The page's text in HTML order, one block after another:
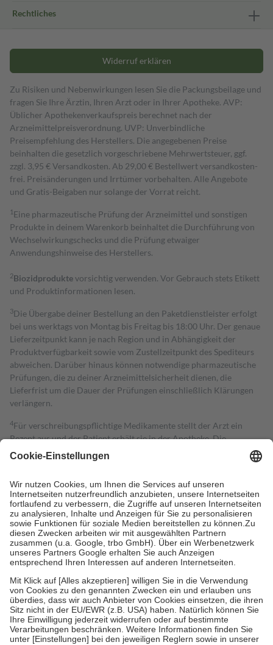
Rechtliches
Widerruf erklären
Zu Risiken und Nebenwirkungen lesen Sie die Packungsbeilage und
fragen Sie Ihre Ärztin, Ihren Arzt oder in Ihrer Apotheke. AVP:
Üblicher Apothekenverkaufspreis berechnet nach der
Arzneimittelpreisverordnung. UVP: Unverbindliche
Preisempfehlung des Herstellers. Die angegebenen Preise
beinhalten die gesetzlich vorgeschriebene Mehrwertsteuer, ggf.
zzgl. 3,95 € Versandkosten. Ab 29,00 € Bestell­wert versand­kosten­
frei. Preisänderungen und Irrtümer vorbehalten. Alle Angebote
und Gratis-Beigaben nur solange der Vorrat reicht.
1 Eine pharmazeutische Prüfung der Arzneimittel und sonstigen
Produkte in deinem Warenkorb beinhaltet die Durchführung von
Wechselwirkungschecks und die Prüfung etwaiger
Anwendungshinweise des Herstellers.
2Biozidproduktevorsichtig verwenden. Vor Gebrauch stets Etikett
und Produktinformationen lesen.
3Die Übergabe deiner Bestellung an den Paketdienstleister erfolgt
bei uns werktags von Montag bis Freitag bis 18:00 Uhr. Der genaue
Lieferzeitpunkt kann je nach Region und in Abhängigkeit der
Produktverfügbarkeit sowie vom Zustellzeitpunkt des Spediteurs
abweichen. Darüber hinaus können notwendige pharmazeutische
Prüfungen, die zu deiner Arzneimittelsicherheit dienen, die
Lieferfrist um die Dauer der Prüfungen einschließlich Klärungen
verlängern.
4Für verschreibungspflichtige Medikamente stellt der Arzt ein
Rezept aus und der Patient erhält sie in der Apotheke. Die
gesetzliche Krankenversicherung übernimmt in der Regel die
Kosten dafür, der Versicherte trägt einen Teil davon als Zuzahlung
Grundsätzlich leisten Mitglieder Zuzahlungen in Höhe von zehn
Prozent des Abgabepreises,mindestens jedochfünf Euround
höchstens zehn Euro.Es sind jedoch nie mehr als die tatsächlichen
Kosten der Leistung zu entrichten.
Diese Regeln gelten grundsätzlich auch für Online-Apotheken.
Bei Heilmitteln und häuslicher Krankenpflege beträgt die
Zuzahlung zehn Prozent der Kosten sowie zehn Euro je
Verordnung.
Um das Engagement der Versicherten für ihre eigene Gesundheit zu
stärken und die besondere Stellung der Familie zu unterstützen,
fallenkeine Zuzahlungenan bei:
• Kindern und Jugendlichen bis zum vollendeten 18. Lebensjahr
mit Ausnahme der Fahrkosten